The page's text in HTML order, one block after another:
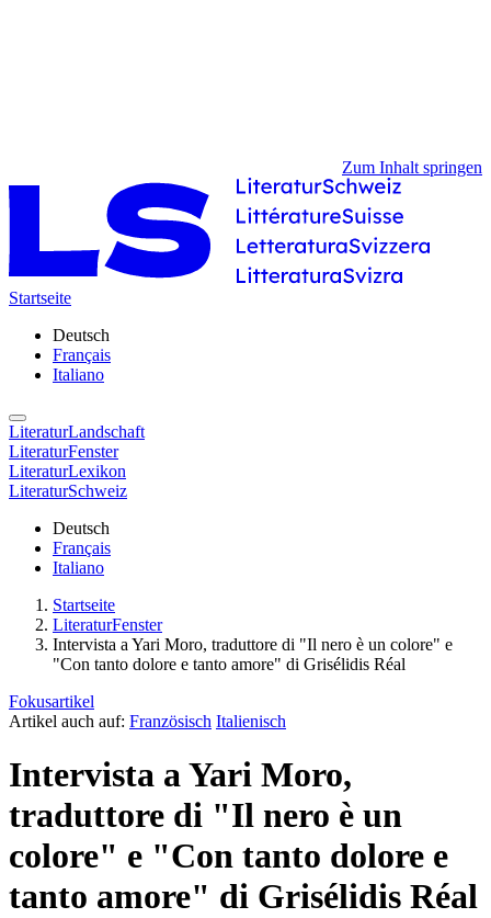
Zum Inhalt springen
Startseite
Deutsch
Français
Italiano
LiteraturLandschaft
LiteraturFenster
LiteraturLexikon
LiteraturSchweiz
Deutsch
Français
Italiano
Startseite
LiteraturFenster
Intervista a Yari Moro, traduttore di "Il nero è un colore" e
"Con tanto dolore e tanto amore" di Grisélidis Réal
Fokusartikel
Artikel auch auf: Französisch Italienisch
Intervista a Yari Moro,
traduttore di "Il nero è un
colore" e "Con tanto dolore e
tanto amore" di Grisélidis Réal